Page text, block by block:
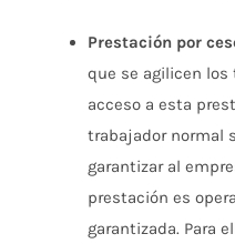
Prestación por
que se agilicen
acceso a esta
trabajador normal
garantizar al
prestación es
garantizada. Para